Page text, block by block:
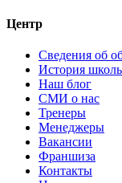
Центр
Сведения об
История
Наш блог
СМИ о нас
Тренеры
Менеджеры
Вакансии
Франшиза
Контакты